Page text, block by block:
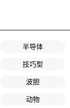
半导体
技巧型
波胆
动物